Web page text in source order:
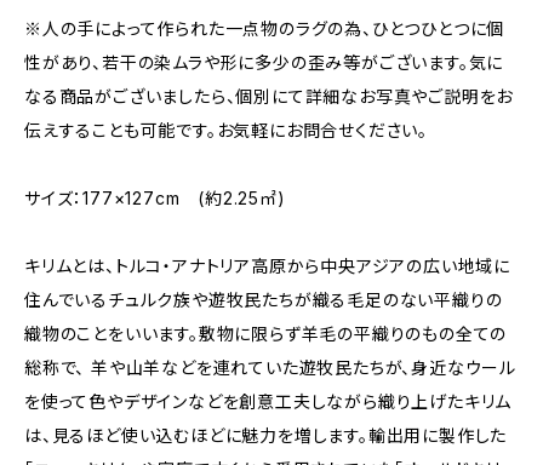
※人の手によって作られた一点物のラグの為、ひとつひとつに個
性があり、若干の染ムラや形に多少の歪み等がございます。気に
なる商品がございましたら、個別にて詳細なお写真やご説明をお
伝えすることも可能です。お気軽にお問合せください。
サイズ：177×127cm (約2.25㎡)
キリムとは、トルコ・アナトリア高原から中央アジアの広い地域に
住んでいるチュルク族や遊牧民たちが織る毛足のない平織りの
織物のことをいいます。敷物に限らず羊毛の平織りのもの全ての
総称で、 羊や山羊などを連れていた遊牧民たちが、身近なウール
を使って色やデザインなどを創意工夫しながら織り上げたキリム
は、見るほど使い込むほどに魅力を増します。輸出用に製作した